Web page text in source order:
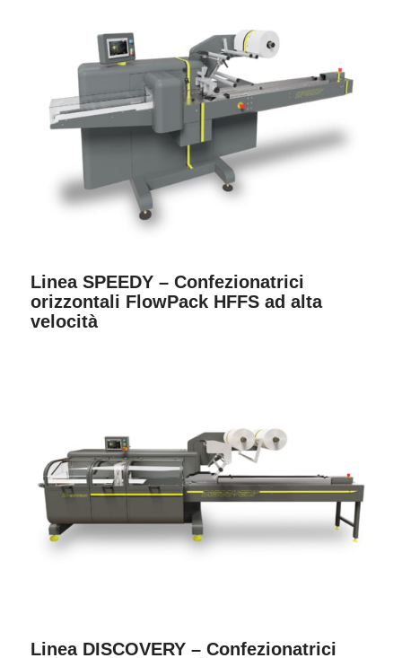
Linea SPEEDY – Confezionatrici
orizzontali FlowPack HFFS ad alta
velocità
Linea DISCOVERY – Confezionatrici